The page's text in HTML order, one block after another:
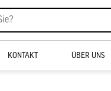
KONTAKT ÜBER UNS